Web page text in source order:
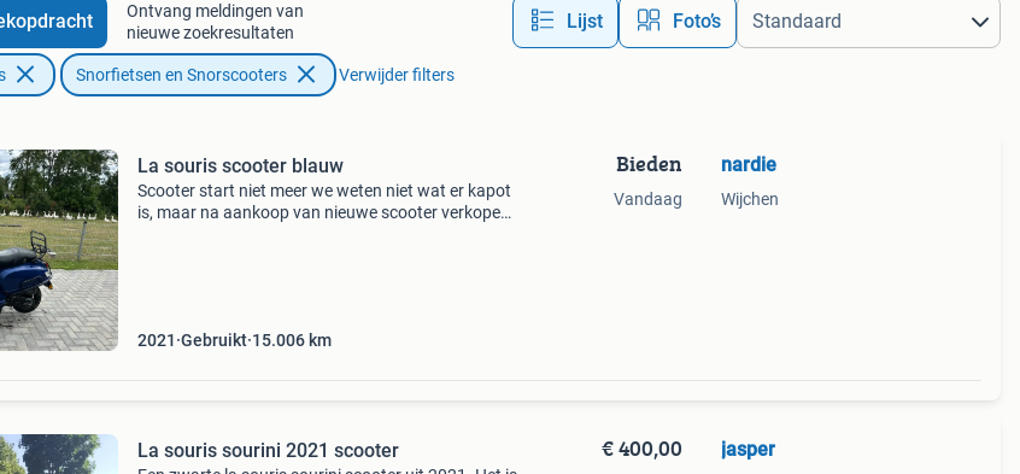
Ontvang meldingen van
nieuwe zoekresultaten
Lijst Foto’s
Snorfietsen en Snorscooters Verwijder filters
La souris scooter blauw
Scooter start niet meer we weten niet wat er kapot
is, maar na aankoop van nieuwe scooter verkopen
2021 Gebruikt 15.006 km
Bieden
Vandaag
nardie
Wijchen
La souris sourini 2021 scooter € 400,00 jasper